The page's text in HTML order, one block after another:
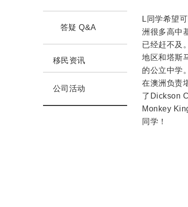
答疑 Q&A
移民资讯
公司活动
L同学希望
洲很多高中
已经赶不及
地区和塔斯
的公立中学
在澳洲负责
了Dickson
Monkey
同学！